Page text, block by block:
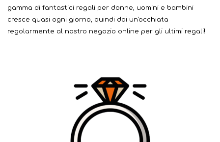
gamma di fantastici regali per donne, uomini e bambini
cresce quasi ogni giorno, quindi dai un'occhiata
regolarmente al nostro negozio online per gli ultimi regali!